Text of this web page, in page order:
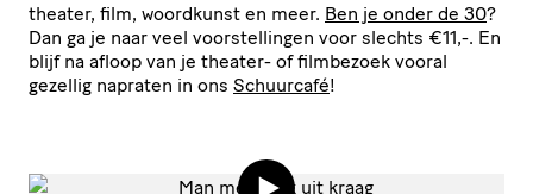
theater, film, woordkunst en meer. Ben je onder de 30?
Dan ga je naar veel voor­stel­lingen voor slechts €11,-. En
blijf na afloop van je theater- of filmbezoek vooral
gezellig napraten in ons Schuurcafé!